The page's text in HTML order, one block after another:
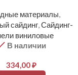
материалы,
сайдинг,Сайдинг-
виниловые
В наличии
334,00₽